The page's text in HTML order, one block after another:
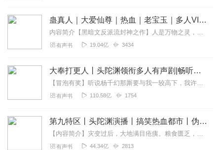
蛊真人｜大爱仙尊｜热血｜老宝玉｜多人VIP免费有声剧
内容简介【黑暗文反派流封神之作】人是万物之灵，蛊是天地真精。一个穿越者不断重生的故事。一个养蛊、炼蛊、用蛊的奇特世界。配音组（男角色）老宝玉旁白...
有声书 19.04亿 3434
大奉打更人丨头陀渊领衔多人有声剧|畅听全集|王鹤棣、田曦薇主演影视剧原著|卖报小郎君
【冒泡有奖】听说杨千幻那厮要与我一较高下，我许七安要开始装叉了！快进入声音播放页戳下方输入框，冒个泡偷偷告诉我，我要用哪些诗词才能胜过他？说得好的，有赏！202...
有声书 110.58亿 1754
第九特区丨头陀渊演播丨搞笑热血都市丨伪戒丨VIP免费多人有声剧
【内容简介】灾变过后，大地满目疮痍。粮食匮乏，资源紧俏，局势混乱……一位从待规划区杀出来的青年，背对着漫天黄沙，孤身来到九区谋生，却不曾想偶然结识三五好友，一念...
有声书 44.34亿 2813